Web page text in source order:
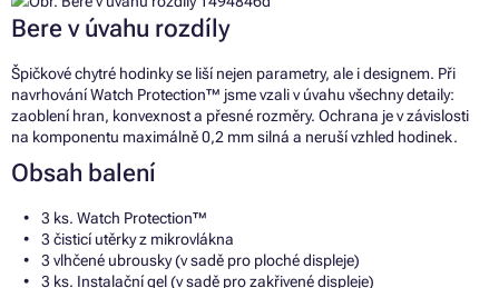
Bere v úvahu rozdíly
Špičkové chytré hodinky se liší nejen parametry, ale i designem. Při
navrhování Watch Protection™ jsme vzali v úvahu všechny detaily:
zaoblení hran, konvexnost a přesné rozměry. Ochrana je v závislosti
na komponentu maximálně 0,2 mm silná a neruší vzhled hodinek.
Obsah balení
3 ks. Watch Protection™
3 čisticí utěrky z mikrovlákna
3 vlhčené ubrousky (v sadě pro ploché displeje)
3 ks. Instalační gel (v sadě pro zakřivené displeje)